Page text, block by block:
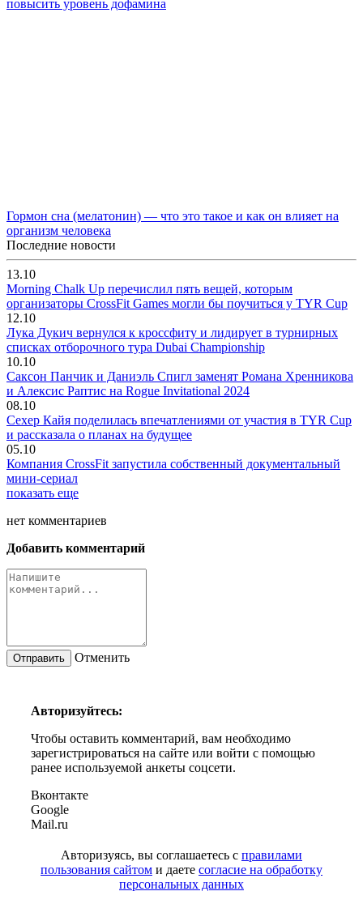
повысить уровень дофамина
Гормон сна (мелатонин) — что это такое и как он влияет на
организм человека
Последние новости
13.10
Morning Chalk Up перечислил пять вещей, которым
организаторы CrossFit Games могли бы поучиться у TYR Cup
12.10
Лука Дукич вернулся к кроссфиту и лидирует в турнирных
списках отборочного тура Dubai Championship
10.10
Саксон Панчик и Даниэль Спигл заменят Романа Хренникова
и Алексис Раптис на Rogue Invitational 2024
08.10
Сехер Кайя поделилась впечатлениями от участия в TYR Cup
и рассказала о планах на будущее
05.10
Компания CrossFit запустила собственный документальный
мини-сериал
показать еще
нет комментариев
Добавить комментарий
Отменить
Авторизуйтесь:
Чтобы оставить комментарий, вам необходимо
зарегистрироваться на сайте или войти с помощью
ранее используемой анкеты соцсети.
Вконтакте
Google
Mail.ru
Авторизуясь, вы соглашаетесь с правилами
пользования сайтом и даете согласие на обработку
персональных данных